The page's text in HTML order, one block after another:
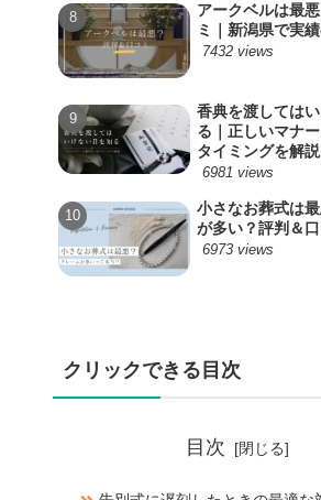
アークベルは最
ミ｜新潟県で実
7432 views
香典を渡しては
る｜正しいマナ
タイミングを解説
6981 views
小さなお葬式は
が多い？評判＆
6973 views
クリックできる目次
目次